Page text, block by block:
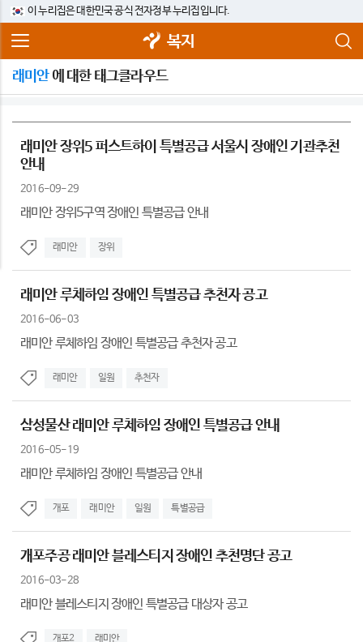
이 누리집은 대한민국 공식 전자정부 누리집입니다.
복지
래미안에 대한 태그클라우드
래미안 장위5 퍼스트하이 특별공급 서울시 장애인 기관추천
안내
2016-09-29
래미안 장위5구역 장애인 특별공급 안내
래미안 장위
래미안 루체하임 장애인 특별공급 추천자 공고
2016-06-03
래미안 루체하임 장애인 특별공급 추천자 공고
래미안 일원 추천자
삼성물산 래미안 루체하임 장애인 특별공급 안내
2016-05-19
래미안 루체하임 장애인 특별공급 안내
개포 래미안 일원 특별공급
개포주공 래미안 블레스티지 장애인 추천명단 공고
2016-03-28
래미안 블레스티지 장애인 특별공급 대상자 공고
개포2 래미안